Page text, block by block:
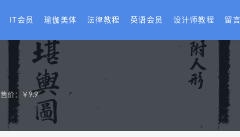
IT会员 瑜伽美体 法律教程 英语会员 设计师教程 留
售价：￥9.9